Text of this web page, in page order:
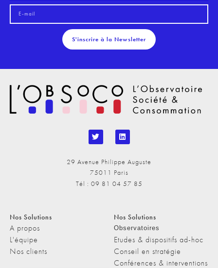
S'inscrire à la Newsletter
29 Avenue Philippe Auguste
75011 Paris
Tél : 09 81 04 57 85
Nos Solutions
A propos
L'équipe
Nos clients
Nos Solutions
Observatoires
Etudes & dispositifs ad-hoc
Conseil en stratégie
Conférences & interventions